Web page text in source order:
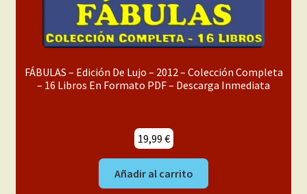
FÁBULAS – Edición De Lujo – 2012 – Colección Completa
– 16 Libros En Formato PDF – Descarga Inmediata
19,99 €
Añadir al carrito